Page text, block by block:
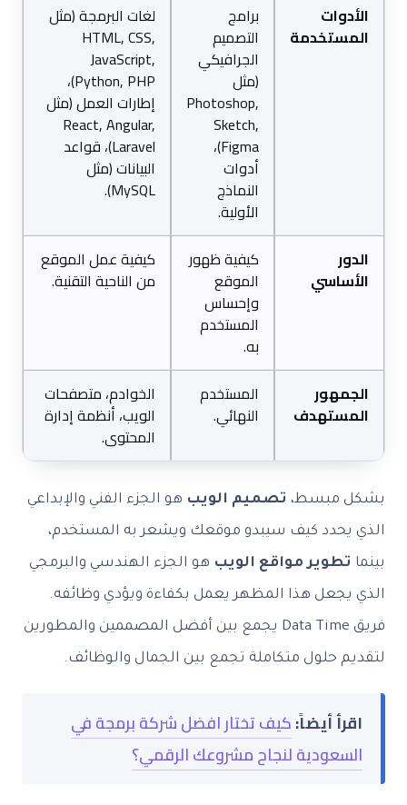
الأدوات
المستخدمة
برامج
التصميم
الجرافيكي
(مثل
Photoshop,
Sketch,
Figma)،
أدوات
النماذج
الأولية.
لغات البرمجة (مثل
HTML, CSS,
JavaScript,
Python, PHP)،
إطارات العمل (مثل
React, Angular,
Laravel)، قواعد
البيانات (مثل
MySQL).
الدور
الأساسي
كيفية ظهور
الموقع
وإحساس
المستخدم
به.
كيفية عمل الموقع
من الناحية التقنية.
الجمهور
المستهدف
المستخدم
النهائي.
الخوادم، متصفحات
الويب، أنظمة إدارة
المحتوى.
بشكل مبسط، تصميم الويب هو الجزء الفني والإبداعي
الذي يحدد كيف سيبدو موقعك ويشعر به المستخدم،
بينما تطوير مواقع الويب هو الجزء الهندسي والبرمجي
الذي يجعل هذا المظهر يعمل بكفاءة ويؤدي وظائفه.
فريق Data Time يجمع بين أفضل المصممين والمطورين
لتقديم حلول متكاملة تجمع بين الجمال والوظائف.
اقرأ أيضاً:كيف تختار افضل شركة برمجة في
السعودية لنجاح مشروعك الرقمي؟